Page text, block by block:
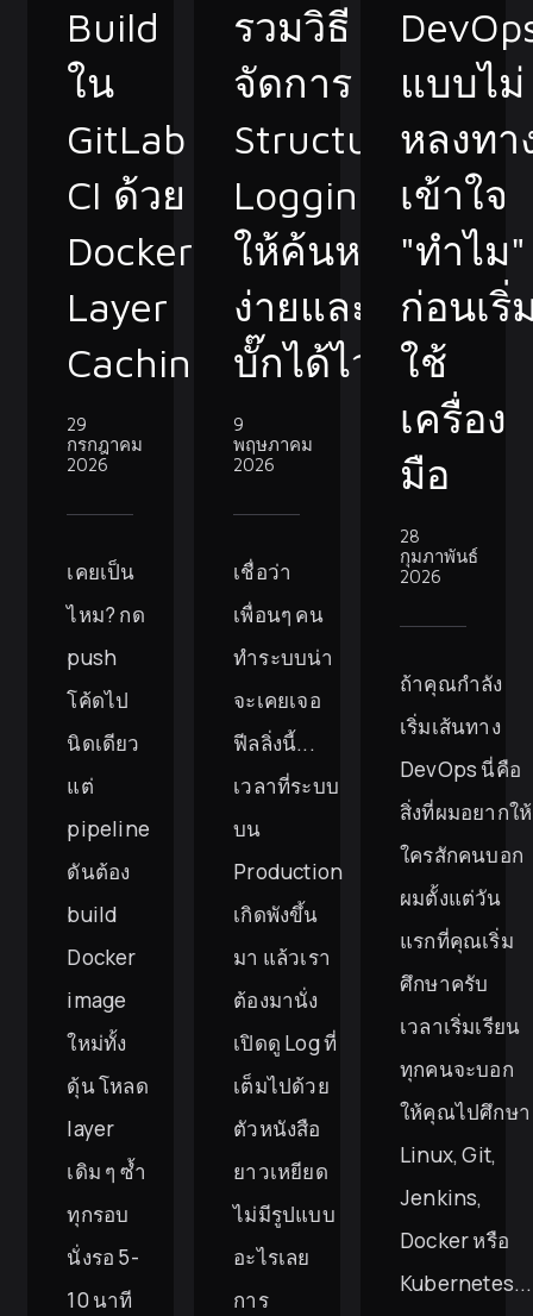
Build
ใน
GitLab
CI ด้วย
Docker
Layer
Caching
29
กรกฎาคม
2026
เคยเป็น
ไหม? กด
push
โค้ดไป
นิดเดียว
แต่
pipeline
ดันต้อง
build
Docker
image
ใหม่ทั้ง
ดุ้น โหลด
layer
เดิม ๆ ซ้ำ
ทุกรอบ
นั่งรอ 5-
10 นาที
รวมวิธี
จัดการ
Structured
Logging
ให้ค้นหา
ง่ายและแก้
บั๊กได้ไว
9
พฤษภาคม
2026
เชื่อว่า
เพื่อนๆ คน
ทำระบบน่า
จะเคยเจอ
ฟีลลิ่งนี้...
เวลาที่ระบบ
บน
Production
เกิดพังขึ้น
มา แล้วเรา
ต้องมานั่ง
เปิดดู Log ที่
เต็มไปด้วย
ตัวหนังสือ
ยาวเหยียด
ไม่มีรูปแบบ
อะไรเลย
การ
แบบไม่
หลงทา
เข้าใจ
"ทำไม"
ก่อนเริ่
ใช้
เครื่อง
มือ
28
กุมภาพันธ์
2026
ถ้าคุณกำลัง
เริ่มเส้นทาง
DevOps นี่คือ
สิ่งที่ผมอยากให้
ใครสักคนบอก
ผมตั้งแต่วัน
แรกที่คุณเริ่ม
ศึกษาครับ
เวลาเริ่มเรียน
ทุกคนจะบอก
ให้คุณไปศึกษา
Linux, Git,
Jenkins,
Docker หรือ
Kubernetes...